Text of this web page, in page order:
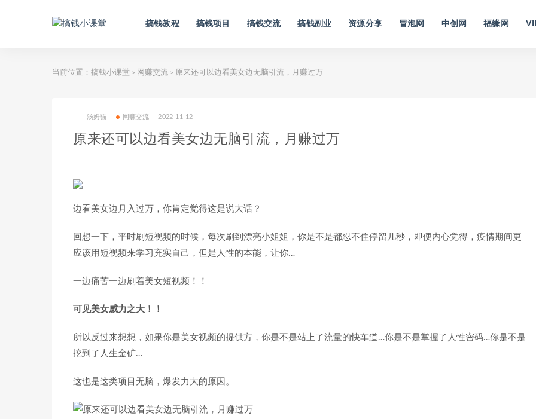
搞钱教程 搞钱项目 搞钱交流 搞钱副业 资源分享 冒泡网 中创网 福缘网
当前位置： 搞钱小课堂 > 网赚交流 > 原来还可以边看美女边无脑引流，月赚过万
汤姆猫 网赚交流 2022-11-12
原来还可以边看美女边无脑引流，月赚过万
边看美女边月入过万，你肯定觉得这是说大话？
回想一下，平时刷短视频的时候，每次刷到漂亮小姐姐，你是不是都忍不住停留几秒，即便内心觉得，疫情期间更
应该用短视频来学习充实自己，但是人性的本能，让你…
一边痛苦一边刷着美女短视频！！
可见美女威力之大！！
所以反过来想想，如果你是美女视频的提供方，你是不是站上了流量的快车道…你是不是掌握了人性密码…你是不是
挖到了人生金矿…
这也是这类项目无脑，爆发力大的原因。